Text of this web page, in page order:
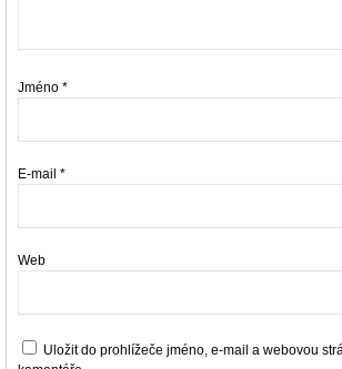
Jméno *
E-mail *
Web
Uložit do prohlížeče jméno, e-mail a webovou